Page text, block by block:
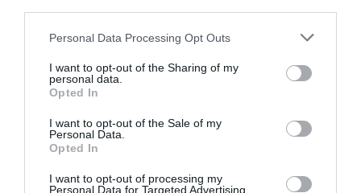
Personal Data Processing Opt Outs
I want to opt-out of the Sharing of my
personal data.
Opted In
I want to opt-out of the Sale of my
Personal Data.
Opted In
I want to opt-out of processing my
Personal Data for Targeted Advertising.
Formació i servei a les empreses
programes formatius i l’assessorament a les
empreses. En el primer àmbit, i al marge de les
sessions consensuades amb els Makers,
MOB-
Barcelona organitza classes d’innovació i
administracions. D’altra banda, compta amb un